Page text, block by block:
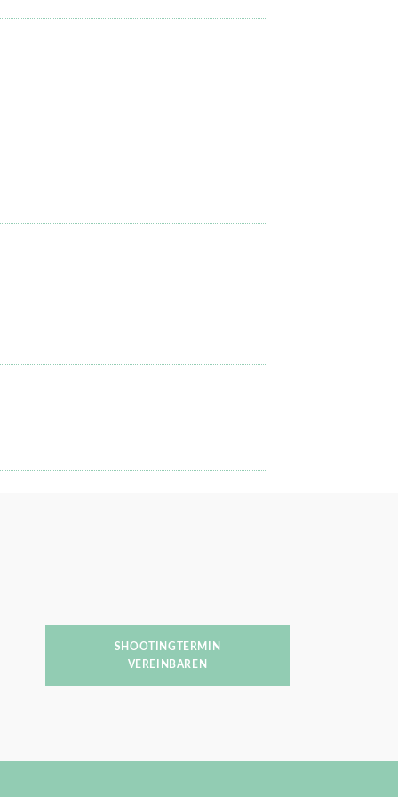
SHOOTINGTERMIN
VEREINBAREN